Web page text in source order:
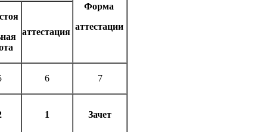
Форма
аттестации
аттестация
6 7
1 Зачет